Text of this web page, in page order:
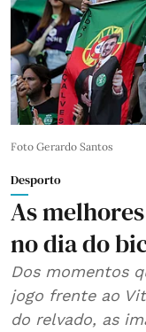
Foto Gerardo Santos
Desporto
As
no dia do
Dos momentos
jogo frente ao
do relvado, as